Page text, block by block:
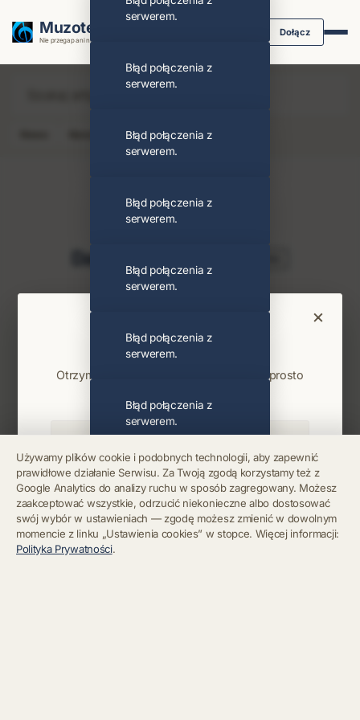
Muzoteka.pl
Nie przegap ani nuty dzięki powiadomieniom
Dołącz
Klip Album
Dawid Tyszkowski
Najnowsze wiadomości i koncerty
Używamy plików cookie i podobnych technologii, aby zapewnić
prawidłowe działanie Serwisu. Za Twoją zgodą korzystamy też z
Google Analytics do analizy ruchu w sposób zagregowany. Możesz
zaakceptować wszystkie, odrzucić niekonieczne albo dostosować
swój wybór w ustawieniach — zgodę możesz zmienić w dowolnym
momencie z linku „Ustawienia cookies” w stopce. Więcej informacji:
Polityka Prywatności.
×
Bądź na bieżąco
Otrzymuj info o koncertach i premierach prosto
Zapisz się
Chcę się wypisać z newslettera
serwerem.
Błąd połączenia z
serwerem.
Błąd połączenia z
serwerem.
Błąd połączenia z
serwerem.
Błąd połączenia z
serwerem.
Błąd połączenia z
serwerem.
Błąd połączenia z
serwerem.
Błąd połączenia z
serwerem.
Błąd połączenia z